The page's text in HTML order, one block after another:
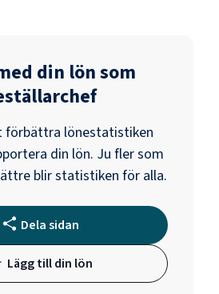
din lön som
förbättra lönestatistiken
din lön. Ju fler som
blir statistiken för alla.
Dela sidan
Lägg till din lön